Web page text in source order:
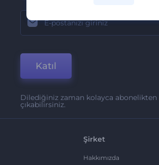
Katıl
Dilediğiniz zaman kolayca abonelikten
çıkabilirsiniz.
Şirket
Hakkımızda